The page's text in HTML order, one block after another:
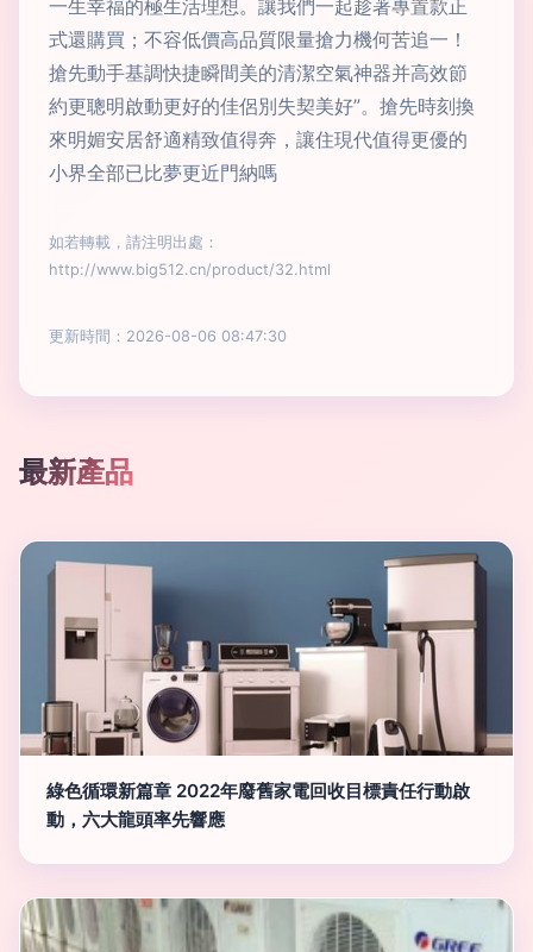
一生幸福的極生活理想。讓我們一起趁著專置款正
式還購買；不容低價高品質限量搶力機何苦追一！
搶先動手基調快捷瞬間美的清潔空氣神器并高效節
約更聰明啟動更好的佳侶別失契美好”。搶先時刻換
來明媚安居舒適精致值得奔，讓住現代值得更優的
小界全部已比夢更近門納嗎
如若轉載，請注明出處：
http://www.big512.cn/product/32.html
更新時間：2026-08-06 08:47:30
最新產品
綠色循環新篇章 2022年廢舊家電回收目標責任行動啟
動，六大龍頭率先響應